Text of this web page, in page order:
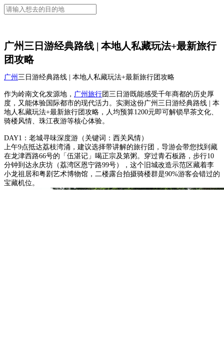
广州三日游经典路线 | 本地人私藏玩法+最新旅行
团攻略
广州 三日游经典路线 | 本地人私藏玩法+最新旅行团攻略
作为岭南文化发源地， 广州旅行团三日游既能感受千年商都的历史厚
度，又能体验国际都市的现代活力。实测这份广州三日游经典路线 | 本
地人私藏玩法+最新旅行团攻略，人均预算1200元即可解锁早茶文化、
骑楼风情、珠江夜游等核心体验。
DAY1：老城寻味深度游（关键词：西关风情）
上午9点抵达荔枝湾涌，建议选择带讲解的旅行团，导游会带您找到藏
在龙津西路66号的「伍湛记」喝正宗及第粥。穿过青石板路，步行10
分钟到达永庆坊（荔湾区恩宁路99号），这个旧城改造示范区藏着李
小龙祖居和粤剧艺术博物馆，二楼露台拍摄骑楼群是90%游客会错过的
宝藏机位。